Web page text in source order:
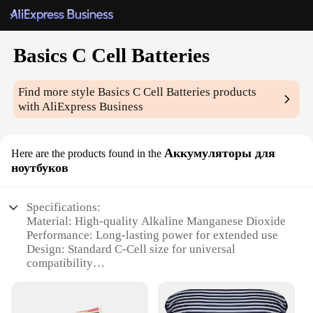
Basics C Cell Batteries
Find more styleBasics C Cell Batteries products
with AliExpress Business
Here are the products found in the Аккумуляторы для
ноутбуков
Specifications:
Material: High-quality Alkaline Manganese Dioxide
Performance: Long-lasting power for extended use
Design: Standard C-Cell size for universal
compatibility
Usage: Ideal for various electronic devices
Quantity: Available in sets for convenience